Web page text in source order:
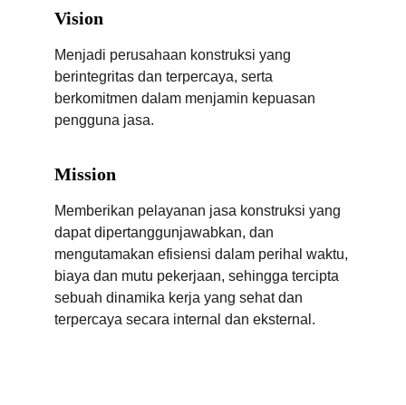
Menjadi perusahaan konstruksi yang
berintegritas dan terpercaya, serta
berkomitmen dalam menjamin kepuasan
pengguna jasa.
Vision
Mission
Memberikan pelayanan jasa konstruksi yang
dapat dipertanggunjawabkan, dan
mengutamakan efisiensi dalam perihal waktu,
biaya dan mutu pekerjaan, sehingga tercipta
sebuah dinamika kerja yang sehat dan
terpercaya secara internal dan eksternal.